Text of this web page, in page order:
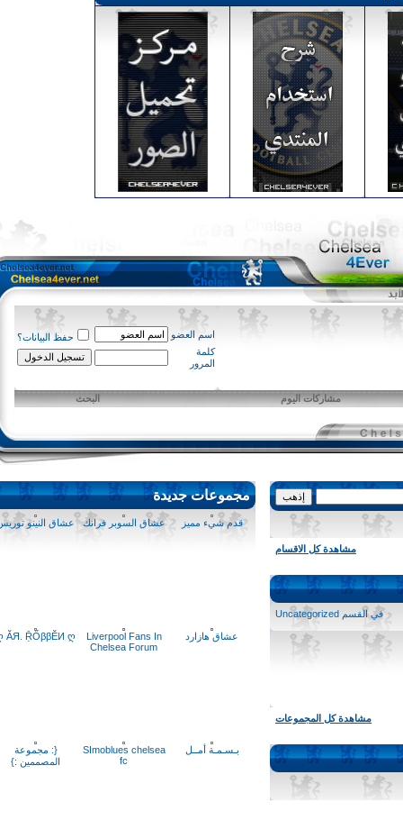
اسم العضو
حفظ البيانات؟
كلمة
المرور
مشاركات اليوم البحث
مشاهدة كل الاقسام
في القسمUncategorized
مشاهدة كل المجموعات
مجموعات جديدة
قدم شيء مميز عشاق السوبر فرانك عشاق النينو توريس
عشاق هازارد
Liverpool Fans In
Chelsea Forum
ღ ĂЯ. ṜŐββĔИ ღ
بـسـمـة أمــل
SImoblues chelsea
{: مجموعة
المصممين :}